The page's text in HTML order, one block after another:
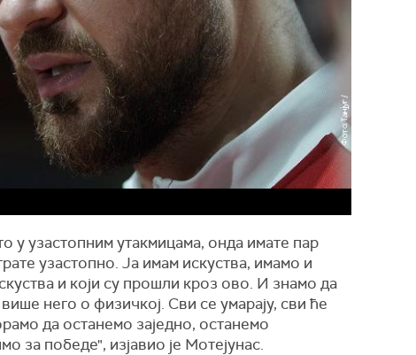
у узастопним утакмицама, онда имате пар
узастопно. Ја имам искуства, имамо и
и који су прошли кроз ово. И знамо да
него о физичкој. Сви се умарају, сви ће
да останемо заједно, останемо
за победе", изјавио је Мотејунас.